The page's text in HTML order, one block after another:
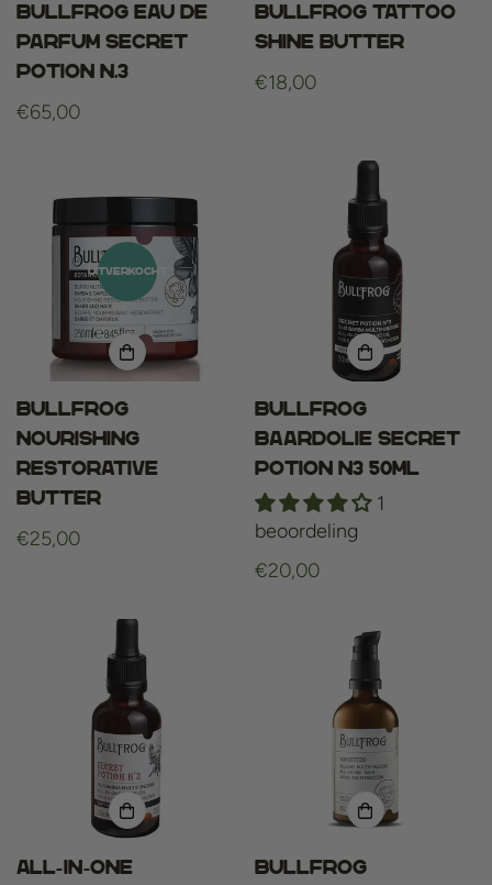
Bullfrog Eau De
Parfum Secret
Potion N.3
Normale
€65,00
Bullfrog Tattoo
Shine Butter
Normale
€18,00
UITVERKOCHT
Bullfrog
Nourishing
Restorative
Butter
Normale
€25,00
Bullfrog
Baardolie Secret
Potion n3 50ml
1
beoordeling
Normale
€20,00
All-in-one
Bullfrog